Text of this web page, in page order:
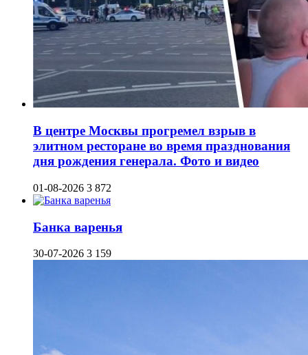
В центре Москвы прогремел взрыв в
элитном ресторане во время празднования
дня рождения генерала. Фото и видео
01-08-2026 3 872
Банка варенья
30-07-2026 3 159